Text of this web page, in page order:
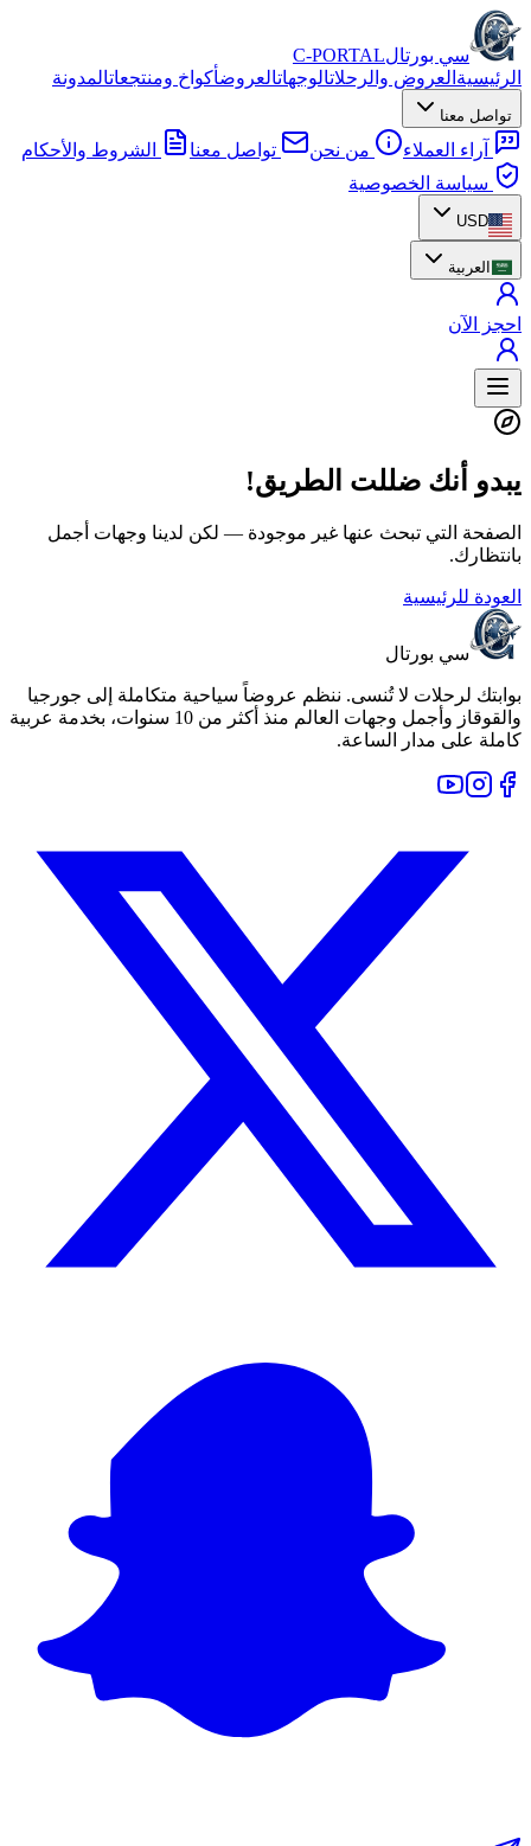
سي بورتالC-PORTAL
الرئيسية العروض والرحلاتالوجهاتالعروضأكواخ ومنتجعاتالمدونة
تواصل معنا
آراء العملاء من نحن تواصل معنا
الشروط والأحكام
سياسة الخصوصية
USD
العربية
احجز الآن
يبدو أنك ضللت الطريق!
الصفحة التي تبحث عنها غير موجودة — لكن لدينا وجهات أجمل
بانتظارك.
العودة للرئيسية
سي بورتال
بوابتك لرحلات لا تُنسى. ننظم عروضاً سياحية متكاملة إلى جورجيا
والقوقاز وأجمل وجهات العالم منذ أكثر من 10 سنوات، بخدمة عربية
كاملة على مدار الساعة.